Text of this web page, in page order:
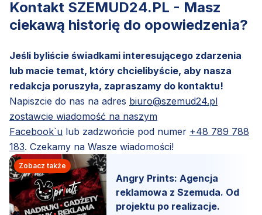
Kontakt SZEMUD24.PL - Masz
ciekawą historię do opowiedzenia?
Jeśli byliście świadkami interesującego zdarzenia
lub macie temat, który chcielibyście, aby nasza
redakcja poruszyła, zapraszamy do kontaktu!
Napiszcie do nas na adres biuro@szemud24.pl
zostawcie wiadomość na naszym
Facebook`u lub zadzwońcie pod numer +48 789 788
183. Czekamy na Wasze wiadomości!
Zobacz także
Angry Prints: Agencja
reklamowa z Szemuda. Od
projektu po realizacje.